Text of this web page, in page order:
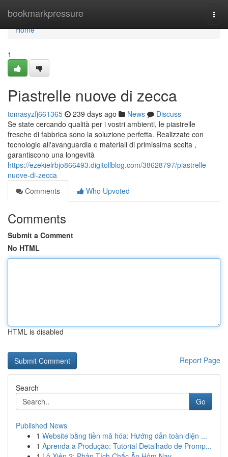
bookmarkpressure
Home
Home
1
Piastrelle nuove di zecca
tomasyzfj661365 239 days ago News
Discuss
Se state cercando qualità per i vostri ambienti, le piastrelle
fresche di fabbrica sono la soluzione perfetta. Realizzate con
tecnologie all'avanguardia e materiali di primissima scelta ,
garantiscono una longevità
https://ezekielrbjo866493.digitollblog.com/38628797/piastrelle-
nuove-di-zecca
Comments
Who Upvoted
Comments
Submit a Comment
No HTML
HTML is disabled
Report Page
Search
Go
Published News
1 Website bằng tiền mã hóa: Hướng dẫn toàn diện ...
1 Aprenda a Produção: Tutorial Detalhado de Promp...